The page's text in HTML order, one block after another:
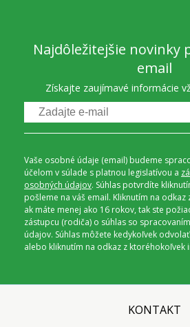
Najdôležitejšie novinky
email
Získajte zaujímavé informácie
Vaše osobné údaje (email) budeme
účelom v súlade s platnou legislatívou a
osobných údajov. Súhlas potvrdíte
pošleme na váš email. Kliknutím na
ak máte menej ako 16 rokov, tak ste
zástupcu (rodiča) o súhlas so
údajov. Súhlas môžete kedykoľvek
alebo kliknutím na odkaz z ktoréhokoľvek
KONTAKT